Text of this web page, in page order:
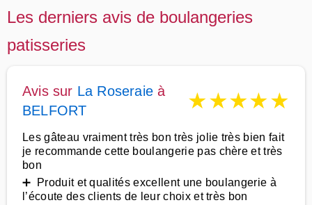
Les derniers avis de boulangeries
patisseries
Avis sur La Roseraie à
BELFORT
★★★★★
Les gâteau vraiment très bon très jolie très bien fait
je recommande cette boulangerie pas chère et très
bon
➕ Produit et qualités excellent une boulangerie à
l’écoute des clients de leur choix et très bon